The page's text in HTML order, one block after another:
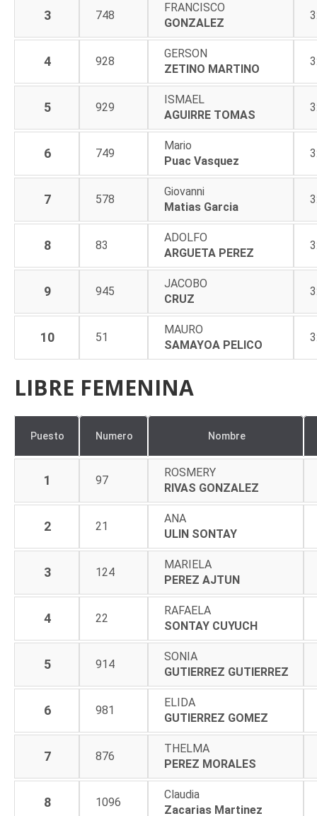
3 748
FRANCISCO
GONZALEZ
4 928
GERSON
ZETINO MARTINO
5 929
ISMAEL
AGUIRRE TOMAS
6 749
Mario
Puac Vasquez
7 578
Giovanni
Matias Garcia
8 83
ADOLFO
ARGUETA PEREZ
9 945
JACOBO
CRUZ
10 51
MAURO
SAMAYOA PELICO
LIBRE FEMENINA
Puesto Numero Nombre
1 97
ROSMERY
RIVAS GONZALEZ
2 21
ANA
ULIN SONTAY
3 124
MARIELA
PEREZ AJTUN
4 22
RAFAELA
SONTAY CUYUCH
5 914
SONIA
GUTIERREZ GUTIERREZ
6 981
ELIDA
GUTIERREZ GOMEZ
7 876
THELMA
PEREZ MORALES
8 1096
Claudia
Zacarias Martinez